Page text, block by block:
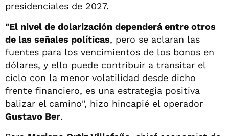
presidenciales de 2027.
"El nivel de dolarización dependerá entre otros
de las señales políticas, pero se aclaran las
fuentes para los vencimientos de los bonos en
dólares, y ello puede contribuir a transitar el
ciclo con la menor volatilidad desde dicho
frente financiero, es una estrategia positiva
balizar el camino", hizo hincapié el operador
Gustavo Ber.